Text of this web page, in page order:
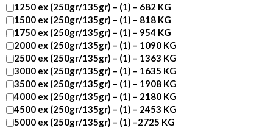
1250 ex (250gr/135gr) – (1) – 682 KG
1500 ex (250gr/135gr) – (1) – 818 KG
1750 ex (250gr/135gr) – (1) – 954 KG
2000 ex (250gr/135gr) – (1) – 1090 KG
2500 ex (250gr/135gr) – (1) – 1363 KG
3000 ex (250gr/135gr) – (1) – 1635 KG
3500 ex (250gr/135gr) – (1) – 1908 KG
4000 ex (250gr/135gr) – (1) – 2180 KG
4500 ex (250gr/135gr) – (1) – 2453 KG
5000 ex (250gr/135gr) – (1) –2725 KG